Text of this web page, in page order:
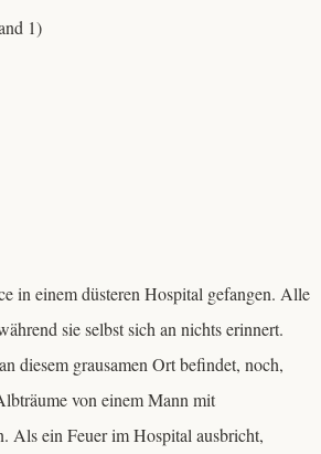
1)
in einem düsteren Hospital gefangen. Alle
sie selbst sich an nichts erinnert.
diesem grausamen Ort befindet, noch,
von einem Mann mit
Als ein Feuer im Hospital ausbricht,